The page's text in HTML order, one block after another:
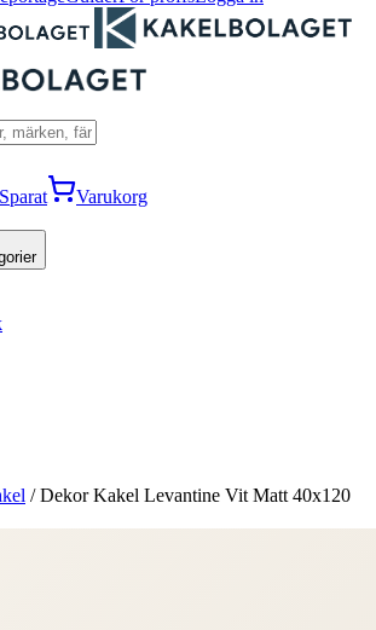
Sparat Varukorg
/Dekor Kakel Levantine Vit Matt 40x120